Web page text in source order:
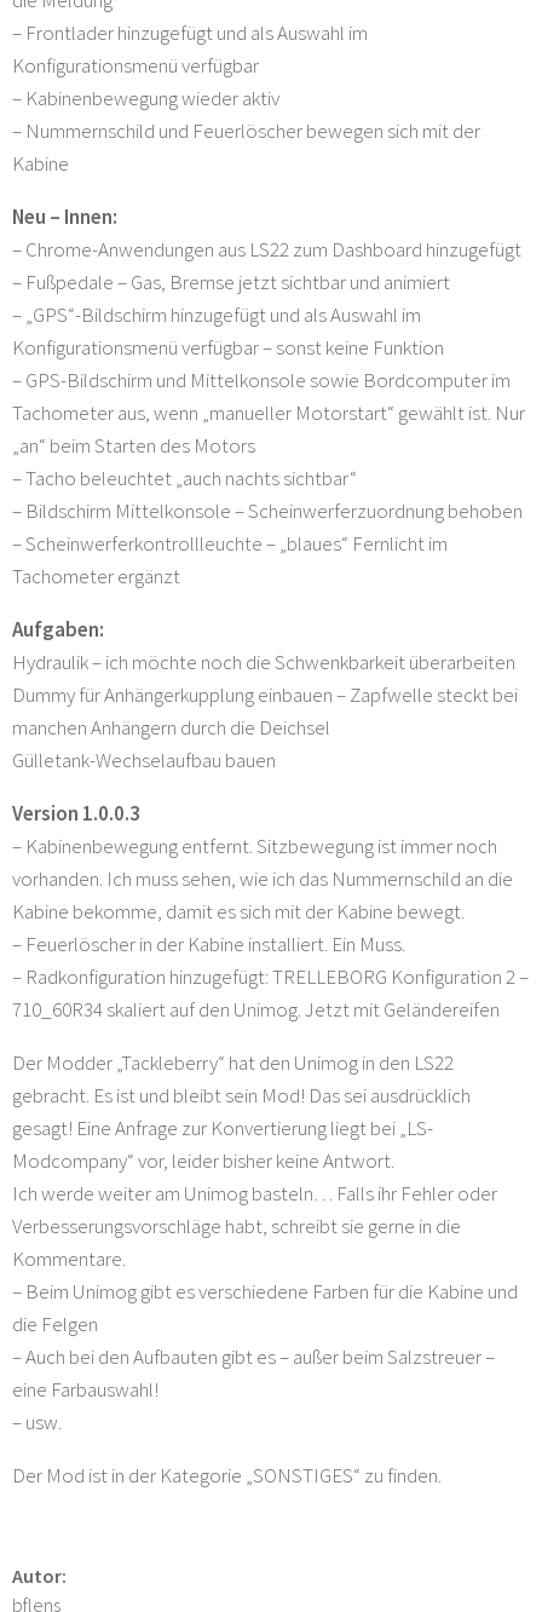
– Frontlader hinzugefügt und als Auswahl im
Konfigurationsmenü verfügbar
– Kabinenbewegung wieder aktiv
– Nummernschild und Feuerlöscher bewegen sich mit der
Kabine
Neu – Innen:
– Chrome-Anwendungen aus LS22 zum Dashboard hinzugefügt
– Fußpedale – Gas, Bremse jetzt sichtbar und animiert
– „GPS“-Bildschirm hinzugefügt und als Auswahl im
Konfigurationsmenü verfügbar – sonst keine Funktion
– GPS-Bildschirm und Mittelkonsole sowie Bordcomputer im
Tachometer aus, wenn „manueller Motorstart“ gewählt ist. Nur
„an“ beim Starten des Motors
– Tacho beleuchtet „auch nachts sichtbar“
– Bildschirm Mittelkonsole – Scheinwerferzuordnung behoben
– Scheinwerferkontrollleuchte – „blaues“ Fernlicht im
Tachometer ergänzt
Aufgaben:
Hydraulik – ich möchte noch die Schwenkbarkeit überarbeiten
Dummy für Anhängerkupplung einbauen – Zapfwelle steckt bei
manchen Anhängern durch die Deichsel
Gülletank-Wechselaufbau bauen
Version 1.0.0.3
– Kabinenbewegung entfernt. Sitzbewegung ist immer noch
vorhanden. Ich muss sehen, wie ich das Nummernschild an die
Kabine bekomme, damit es sich mit der Kabine bewegt.
– Feuerlöscher in der Kabine installiert. Ein Muss.
– Radkonfiguration hinzugefügt: TRELLEBORG Konfiguration 2 –
710_60R34 skaliert auf den Unimog. Jetzt mit Geländereifen
Der Modder „Tackleberry“ hat den Unimog in den LS22
gebracht. Es ist und bleibt sein Mod! Das sei ausdrücklich
gesagt! Eine Anfrage zur Konvertierung liegt bei „LS-
Modcompany“ vor, leider bisher keine Antwort.
Ich werde weiter am Unimog basteln… Falls ihr Fehler oder
Verbesserungsvorschläge habt, schreibt sie gerne in die
Kommentare.
– Beim Unimog gibt es verschiedene Farben für die Kabine und
die Felgen
– Auch bei den Aufbauten gibt es – außer beim Salzstreuer –
eine Farbauswahl!
– usw.
Der Mod ist in der Kategorie „SONSTIGES“ zu finden.
Autor:
bflens